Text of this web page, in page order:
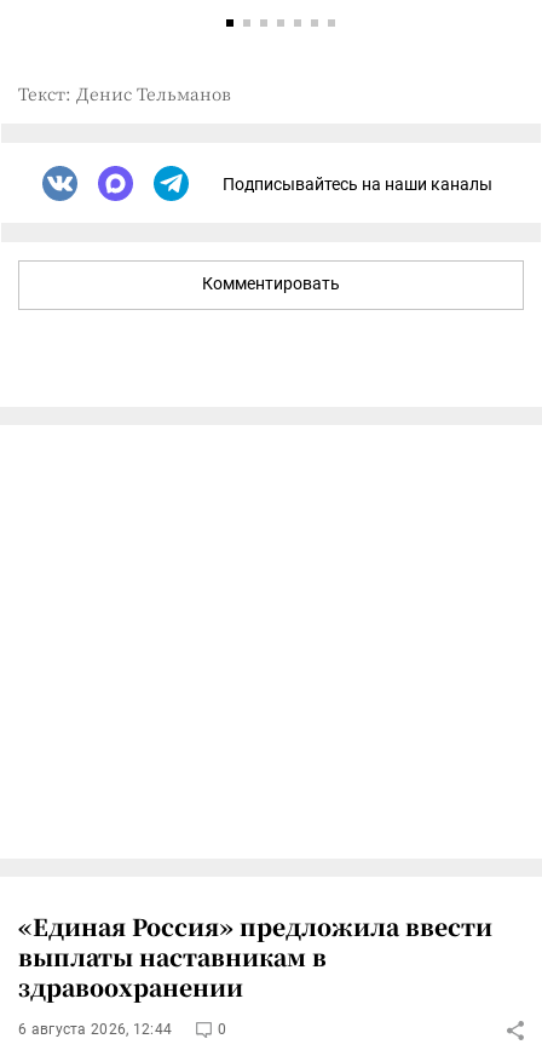
Текст: Денис Тельманов
Подписывайтесь на наши каналы
Комментировать
«Единая Россия» предложила ввести
выплаты наставникам в
здравоохранении
6 августа 2026, 12:44 0